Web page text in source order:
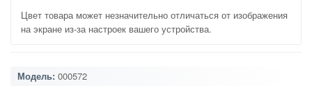
Цвет товара может незначительно отличаться от изображения
на экране из-за настроек вашего устройства.
Модель: 000572